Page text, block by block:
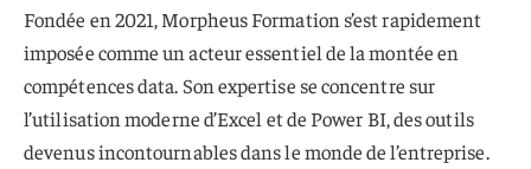
Fondée en 2021, Morpheus Formation s’est rapidement
imposée comme un acteur essentiel de la montée en
compétences data. Son expertise se concentre sur
l’utilisation moderne d’Excel et de Power BI, des outils
devenus incontournables dans le monde de l’entreprise.